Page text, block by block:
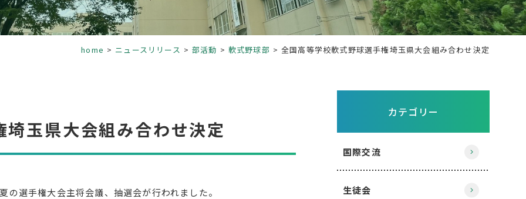
home ニュースリリース 部活動 軟式野球部 全国高等学校軟式野球選手権埼玉県大会組み合わせ決定
玉県大会組み合わせ決定
選手権大会主将会議、抽選会が行われました。
カテゴリー
国際交流
生徒会